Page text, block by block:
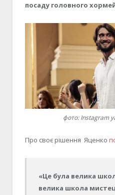
посаду головного
фото: Instagram
Про своє рішення Яценко
«Це була велика
велика школа